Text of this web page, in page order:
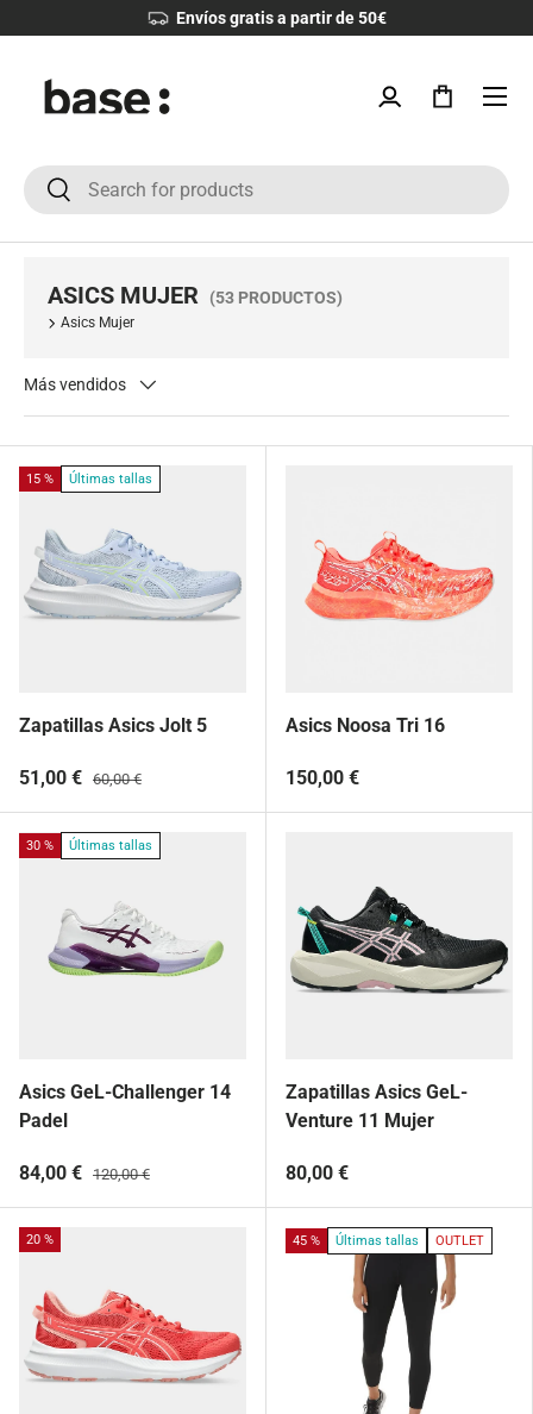
Envíos gratis a partir de 50€
Iniciar sesión
Bolsa
Menú
BuscarBuscar
ASICS MUJER (53 PRODUCTOS)
Asics Mujer
Más vendidos
15 % Últimas tallas
Zapatillas Asics Jolt 5
51,00 € 60,00 €
Asics Noosa Tri 16
150,00 €
30 % Últimas tallas
Asics GeL-Challenger 14
Padel
84,00 € 120,00 €
Zapatillas Asics GeL-
Venture 11 Mujer
80,00 €
20 % 45 % Últimas tallas OUTLET